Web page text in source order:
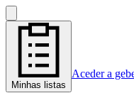
Minhas listas
Aceder a